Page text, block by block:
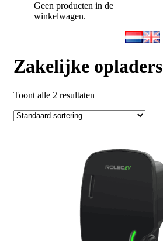
Geen producten in de
winkelwagen.
Zakelijke opladers
Toont alle 2 resultaten